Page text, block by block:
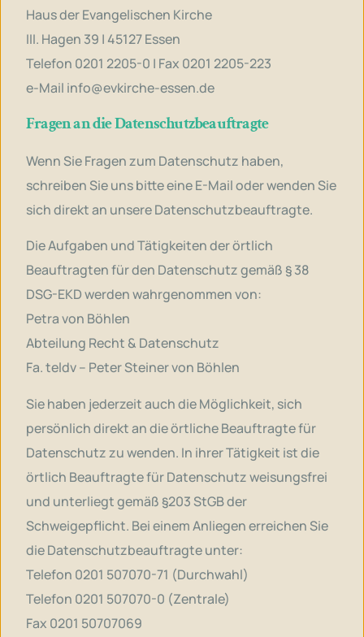
Haus der Evangelischen Kirche
III. Hagen 39 | 45127 Essen
Telefon 0201 2205-0 | Fax 0201 2205-223
e-Mail info@evkirche-essen.de
Fragen an die Datenschutzbeauftragte
Wenn Sie Fragen zum Datenschutz haben,
schreiben Sie uns bitte eine E-Mail oder wenden Sie
sich direkt an unsere Datenschutzbeauftragte.
Die Aufgaben und Tätigkeiten der örtlich
Beauftragten für den Datenschutz gemäß § 38
DSG-EKD werden wahrgenommen von:
Petra von Böhlen
Abteilung Recht & Datenschutz
Fa. teldv – Peter Steiner von Böhlen
Sie haben jederzeit auch die Möglichkeit, sich
persönlich direkt an die örtliche Beauftragte für
Datenschutz zu wenden. In ihrer Tätigkeit ist die
örtlich Beauftragte für Datenschutz weisungsfrei
und unterliegt gemäß §203 StGB der
Schweigepflicht. Bei einem Anliegen erreichen Sie
die Datenschutzbeauftragte unter:
Telefon 0201 507070-71 (Durchwahl)
Telefon 0201 507070-0 (Zentrale)
Fax 0201 50707069